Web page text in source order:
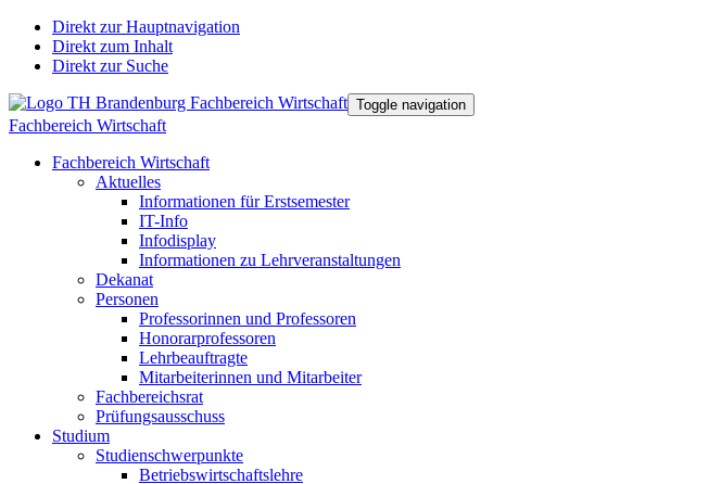
Direkt zur Hauptnavigation
Direkt zum Inhalt
Direkt zur Suche
Toggle navigation
Fachbereich Wirtschaft
Fachbereich Wirtschaft
Aktuelles
Informationen für Erstsemester
IT-Info
Infodisplay
Informationen zu Lehrveranstaltungen
Dekanat
Personen
Professorinnen und Professoren
Honorarprofessoren
Lehrbeauftragte
Mitarbeiterinnen und Mitarbeiter
Fachbereichsrat
Prüfungsausschuss
Studium
Studienschwerpunkte
Betriebswirtschaftslehre